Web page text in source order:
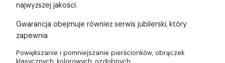
najwyższej jakości.
Gwarancja obejmuje również serwis jubilerski, który
zapewnia
Powiększanie i pomniejszanie pierścionków, obrączek